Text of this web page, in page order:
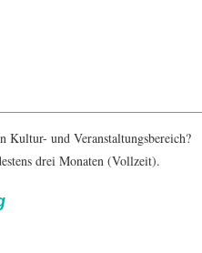
Kultur- und Veranstaltungsbereich?
drei Monaten (Vollzeit).